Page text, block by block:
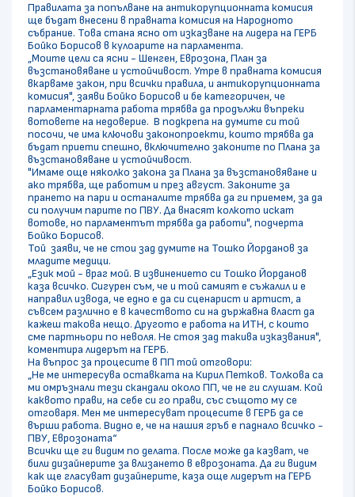
Правилата за попълване на антикорупционната комисия
ще бъдат внесени в правната комисия на Народното
събрание. Това стана ясно от изказване на лидера на ГЕРБ
Бойко Борисов в кулоарите на парламента.
„Моите цели са ясни - Шенген, Еврозона, План за
възстановяване и устойчивост. Утре в правната комисия
вкарваме закон, при всички правила, и антикорупционната
комисия", заяви Бойко Борисов и бе категоричен, че
парламентарната работа трябва да продължи въпреки
вотовете на недоверие. В подкрепа на думите си той
посочи, че има ключови законопроекти, които трябва да
бъдат приети спешно, включително законите по Плана за
възстановяване и устойчивост.
"Имаме още няколко закона за Плана за възстановяване и
ако трябва, ще работим и през август. Законите за
прането на пари и останалите трябва да ги приемем, за да
си получим парите по ПВУ. Да внасят колкото искат
вотове, но парламентът трябва да работи", подчерта
Бойко Борисов.
Той заяви, че не стои зад думите на Тошко Йорданов за
младите медици.
„Език мой - враг мой. В извинението си Тошко Йорданов
каза всичко. Сигурен съм, че и той самият е съжалил и е
направил извода, че едно е да си сценарист и артист, а
съвсем различно е в качеството си на държавна власт да
кажеш такова нещо. Другото е работа на ИТН, с които
сме партньори по неволя. Не стоя зад такива изказвания",
коментира лидерът на ГЕРБ.
На въпрос за процесите в ПП той отговори:
„Не ме интересува оставката на Кирил Петков. Толкова са
ми омръзнали тези скандали около ПП, че не ги слушам. Кой
каквото прави, на себе си го прави, със същото му се
отговаря. Мен ме интересуват процесите в ГЕРБ да се
върши работа. Видно е, че на нашия гръб е паднало всичко -
ПВУ, Еврозоната“
Всички ще ги видим по делата. После може да казват, че
били дизайнерите за влизането в еврозоната. Да ги видим
как ще гласуват дизайнерите, каза още лидерът на ГЕРБ
Бойко Борисов.